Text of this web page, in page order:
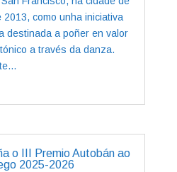
como unha iniciativa
destinada a poñer en valor
a través da danza.
o III Premio Autobán ao
2025-2026